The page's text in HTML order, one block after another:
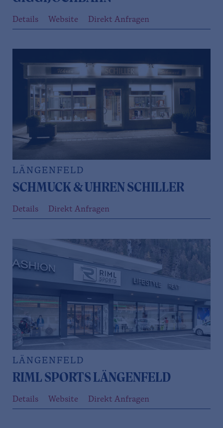
Details Website Direkt Anfragen
LÄNGENFELD
SCHMUCK & UHREN SCHILLER
Details Direkt Anfragen
LÄNGENFELD
RIML SPORTS LÄNGENFELD
Details Website Direkt Anfragen